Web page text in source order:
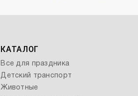
КАТАЛОГ
Все для праздника
Детский транспорт
Животные